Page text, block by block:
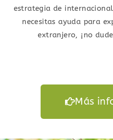
estrategia de
necesitas ayuda para
extranjero, ¡no
Más